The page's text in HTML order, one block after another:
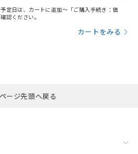
定日は、カートに追加～「ご購入手続き：価
認ください。
カートをみる
ページ先頭へ戻る